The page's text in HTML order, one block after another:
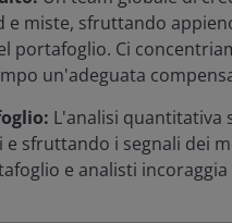
miste, sfruttando
portafoglio. Ci
un'adeguata
L'analisi quantitativa
sfruttando i segnali dei
e analisti